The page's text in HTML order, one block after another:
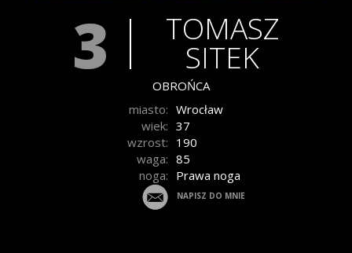
3 TOMASZ
SITEK
OBROŃCA
miasto: Wrocław
wiek: 37
wzrost: 190
waga: 85
noga: Prawa noga
NAPISZ DO MNIE